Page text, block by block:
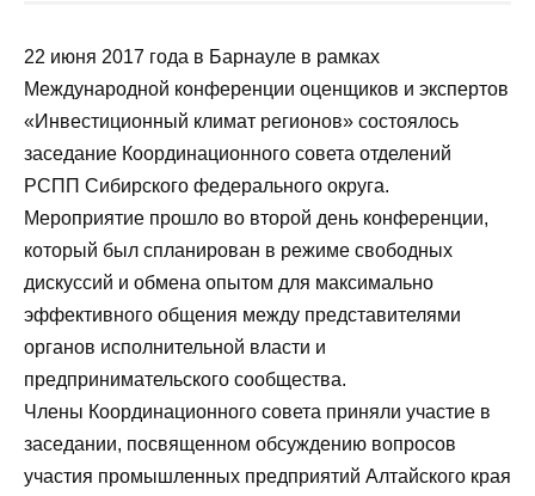
22 июня 2017 года в Барнауле в рамках
Международной конференции оценщиков и экспертов
«Инвестиционный климат регионов» состоялось
заседание Координационного совета отделений
РСПП Сибирского федерального округа.
Мероприятие прошло во второй день конференции,
который был спланирован в режиме свободных
дискуссий и обмена опытом для максимально
эффективного общения между представителями
органов исполнительной власти и
предпринимательского сообщества.
Члены Координационного совета приняли участие в
заседании, посвященном обсуждению вопросов
участия промышленных предприятий Алтайского края